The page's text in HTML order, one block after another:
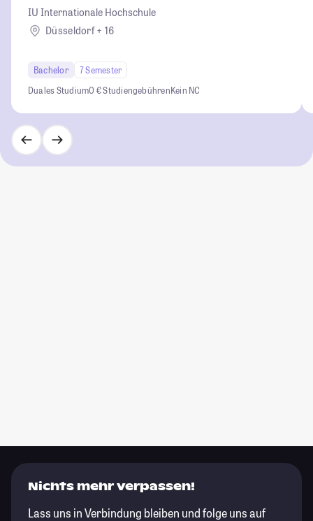
IU Internationale Hochschule
Düsseldorf + 16
Bachelor
7 Semester
Duales Studium0 € StudiengebührenKein NC
Nichts mehr verpassen!
Lass uns in Verbindung bleiben und folge uns auf